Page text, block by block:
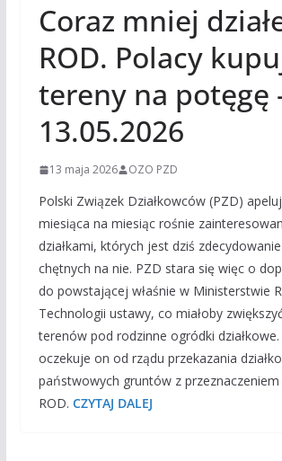
Coraz mniej
ROD. Polacy
tereny na potęgę
13.05.2026
13 maja 2026 OZO PZD
Polski Związek Działkowców (PZD)
miesiąca na miesiąc rośnie
działkami, których jest dziś
chętnych na nie. PZD stara się więc o
do powstającej właśnie w Ministerstwie
Technologii ustawy, co miałoby
terenów pod rodzinne ogródki
oczekuje on od rządu przekazania
państwowych gruntów z przeznaczeniem
ROD. CZYTAJ DALEJ